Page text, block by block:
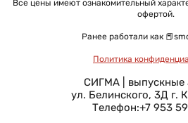
Все цены имеют ознакомительный
офертой.
Ранее работали как
Политика
СИГМА | выпускные
ул. Белинского, 3Д г.
Телефон:+7 953